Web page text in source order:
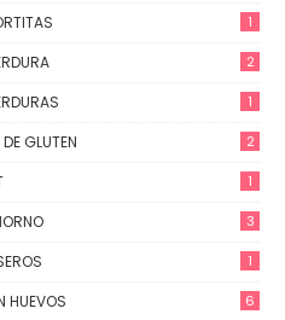
1
2
1
GLUTEN 2
1
3
1
HUEVOS 6